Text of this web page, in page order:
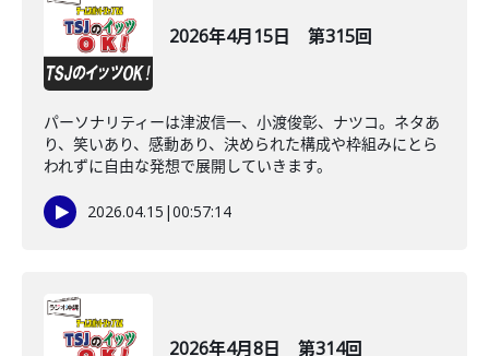
2026年4月15日 第315回
パーソナリティーは津波信一、小渡俊彰、ナツコ。ネタあ
り、笑いあり、感動あり、決められた構成や枠組みにとら
われずに自由な発想で展開していきます。
2026.04.15 |00:57:14
2026年4月8日 第314回